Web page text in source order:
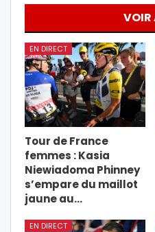
VOIR
EN DIRECT
Tour de France
femmes : Kasia
Niewiadoma Phinney
s’empare du maillot
jaune au…
EN DIRECT